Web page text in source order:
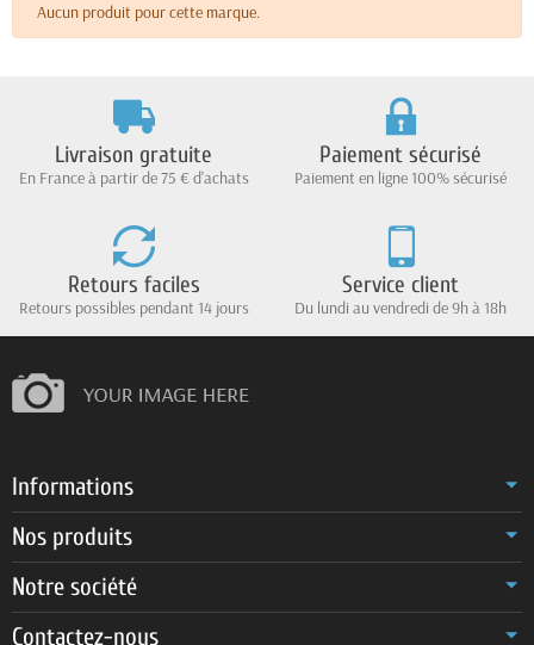
Aucun produit pour cette marque.
Livraison gratuite
En France à partir de 75 € d'achats
Paiement sécurisé
Paiement en ligne 100% sécurisé
Retours faciles
Retours possibles pendant 14 jours
Service client
Du lundi au vendredi de 9h à 18h
Informations
Nos produits
Notre société
Contactez-nous